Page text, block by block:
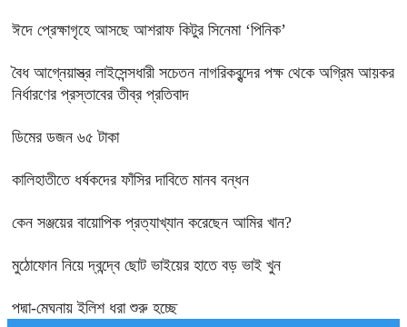
ঈদে প্রেক্ষাগৃহে আসছে আশরাফ কিটুর সিনেমা ‘পিনিক’
বৈধ আগ্নেয়াস্ত্র লাইসেন্সধারী সচেতন নাগরিকবৃন্দের পক্ষ থেকে অগ্রিম আয়কর
নির্ধারণের প্রস্তাবের তীব্র প্রতিবাদ
ডিমের ডজন ৬৫ টাকা
কালিহাতীতে ধর্ষকদের ফাঁসির দাবিতে মানব বন্ধন
কেন সঞ্জয়ের বায়োপিক প্রত্যাখ্যান করেছেন আমির খান?
মুঠোফোন নিয়ে দ্বন্দ্বে ছোট ভাইয়ের হাতে বড় ভাই খুন
পদ্মা-মেঘনায় ইলিশ ধরা শুরু হচ্ছে